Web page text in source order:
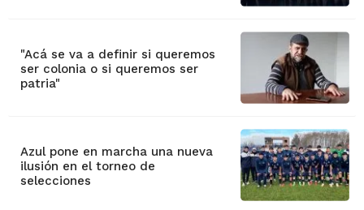
"Acá se va a definir si queremos
ser colonia o si queremos ser
patria"
Azul pone en marcha una nueva
ilusión en el torneo de
selecciones